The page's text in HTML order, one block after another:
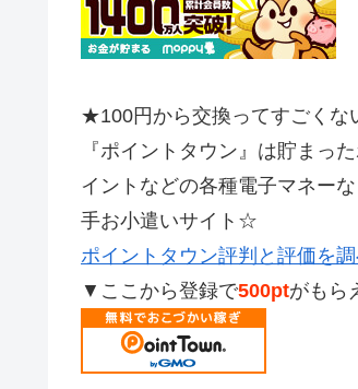
★100円から交換ってすごく
『ポイントタウン』は貯まっ
イントなどの各種電子マネー
手お小遣いサイト☆
ポイントタウン評判と評価を
▼ここから登録で500ptがもら